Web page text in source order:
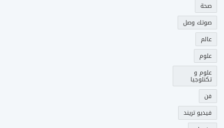
صحة
صوتك وصل
عالم
علوم
علوم و
تكنلوجيا
فن
فيديو تريند